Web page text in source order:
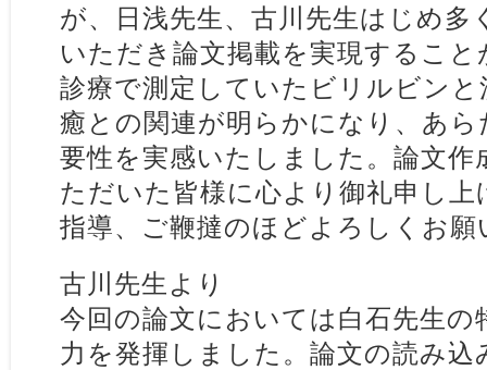
が、日浅先生、古川先生はじめ多
いただき論文掲載を実現するこ
診療で測定していたビリルビンと
癒との関連が明らかになり、あ
要性を実感いたしました。論文
ただいた皆様に心より御礼申し
指導、ご鞭撻のほどよろしくお
古川先生より
今回の論文においては白石先生の
力を発揮しました。論文の読み